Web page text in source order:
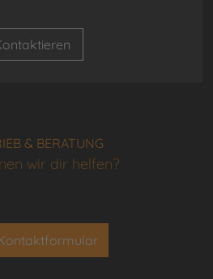
& BERATUNG
wir dir helfen?